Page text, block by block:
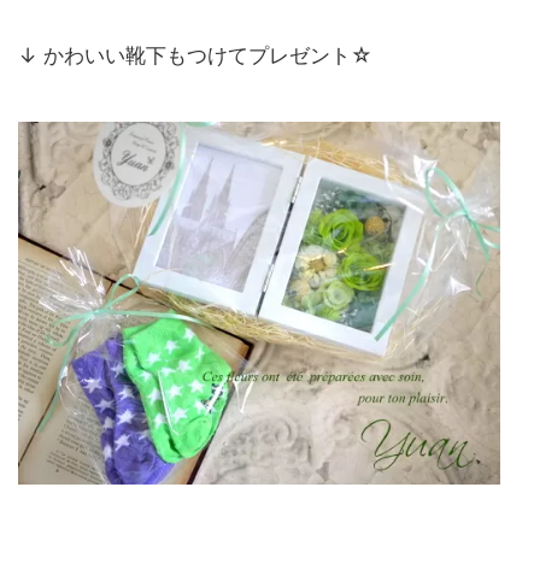
↓ かわいい靴下もつけてプレゼント☆